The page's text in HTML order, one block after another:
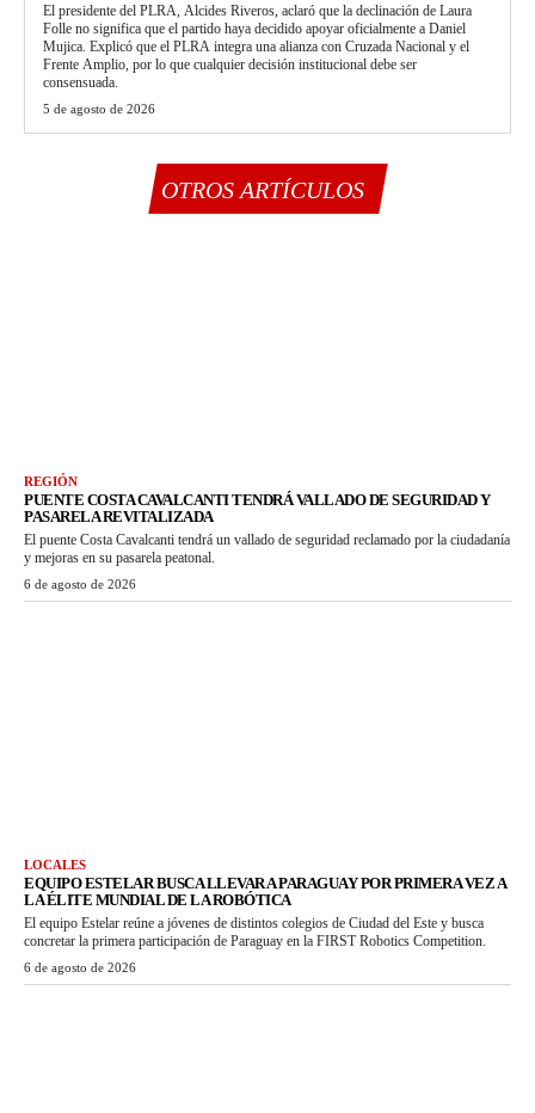
El presidente del PLRA, Alcides Riveros, aclaró que la declinación de Laura
Folle no significa que el partido haya decidido apoyar oficialmente a Daniel
Mujica. Explicó que el PLRA integra una alianza con Cruzada Nacional y el
Frente Amplio, por lo que cualquier decisión institucional debe ser
consensuada.
5 de agosto de 2026
OTROS ARTÍCULOS
REGIÓN
PUENTE COSTA CAVALCANTI TENDRÁ VALLADO DE SEGURIDAD Y
PASARELA REVITALIZADA
El puente Costa Cavalcanti tendrá un vallado de seguridad reclamado por la ciudadanía
y mejoras en su pasarela peatonal.
6 de agosto de 2026
LOCALES
EQUIPO ESTELAR BUSCA LLEVAR A PARAGUAY POR PRIMERA VEZ A
LA ÉLITE MUNDIAL DE LA ROBÓTICA
El equipo Estelar reúne a jóvenes de distintos colegios de Ciudad del Este y busca
concretar la primera participación de Paraguay en la FIRST Robotics Competition.
6 de agosto de 2026